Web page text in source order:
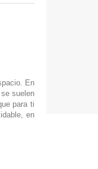
En
suelen
para ti
en